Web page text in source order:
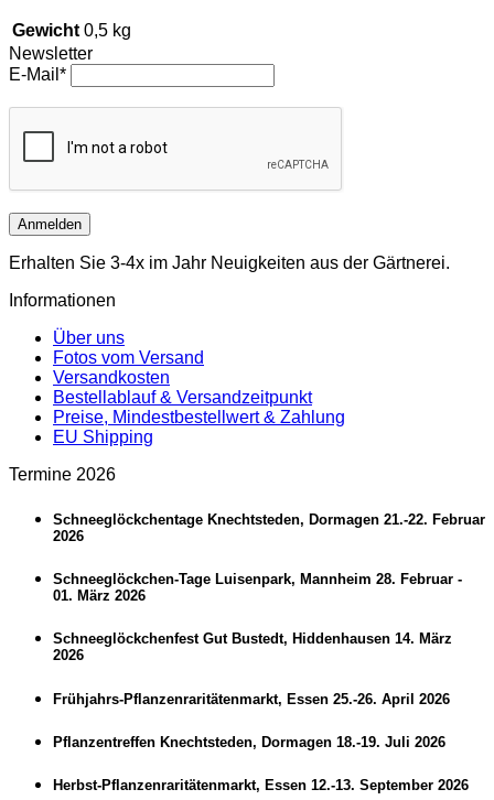
Gewicht 0,5 kg
Newsletter
E-Mail*
Anmelden
Erhalten Sie 3-4x im Jahr Neuigkeiten aus der Gärtnerei.
Informationen
Über uns
Fotos vom Versand
Versandkosten
Bestellablauf & Versandzeitpunkt
Preise, Mindestbestellwert & Zahlung
EU Shipping
Termine 2026
Schneeglöckchentage Knechtsteden, Dormagen 21.-22. Februar
2026
Schneeglöckchen-Tage Luisenpark, Mannheim 28. Februar -
01. März 2026
Schneeglöckchenfest Gut Bustedt, Hiddenhausen 14. März
2026
Frühjahrs-Pflanzenraritätenmarkt, Essen 25.-26. April 2026
Pflanzentreffen Knechtsteden, Dormagen 18.-19. Juli 2026
Herbst-Pflanzenraritätenmarkt, Essen 12.-13. September 2026